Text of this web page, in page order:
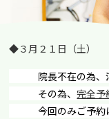
◆３月２１日（土）
院長不在の為、
その為、完全予
今回のみご予約は